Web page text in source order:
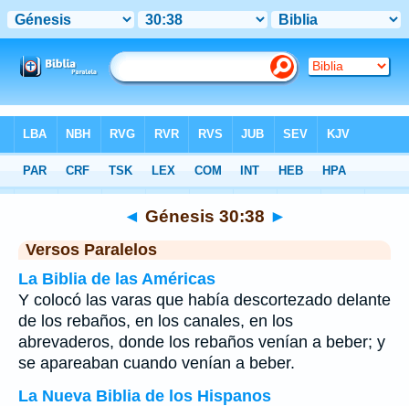
>Génesis Capítulo 30 > Verso 38
◄ Génesis 30:38 ►
Versos Paralelos
La Biblia de las Américas
Y colocó las varas que había descortezado delante
de los rebaños, en los canales, en los
abrevaderos, donde los rebaños venían a beber; y
se apareaban cuando venían a beber.
La Nueva Biblia de los Hispanos